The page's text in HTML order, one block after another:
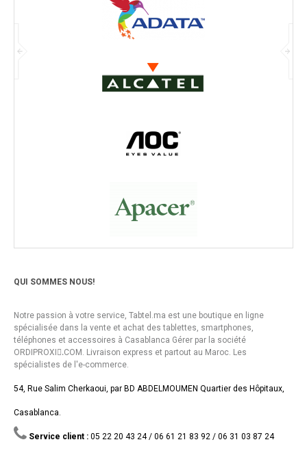
QUI SOMMES NOUS!
Notre passion à votre service, Tabtel.ma est une boutique en ligne
spécialisée dans la vente et achat des tablettes, smartphones,
téléphones et accessoires à Casablanca Gérer par la société
ORDIPROXI.ِCOM. Livraison express et partout au Maroc. Les
spécialistes de l'e-commerce.
54, Rue Salim Cherkaoui, par BD ABDELMOUMEN Quartier des Hôpitaux,
Casablanca.
Service client : 05 22 20 43 24 / 06 61 21 83 92 / 06 31 03 87 24